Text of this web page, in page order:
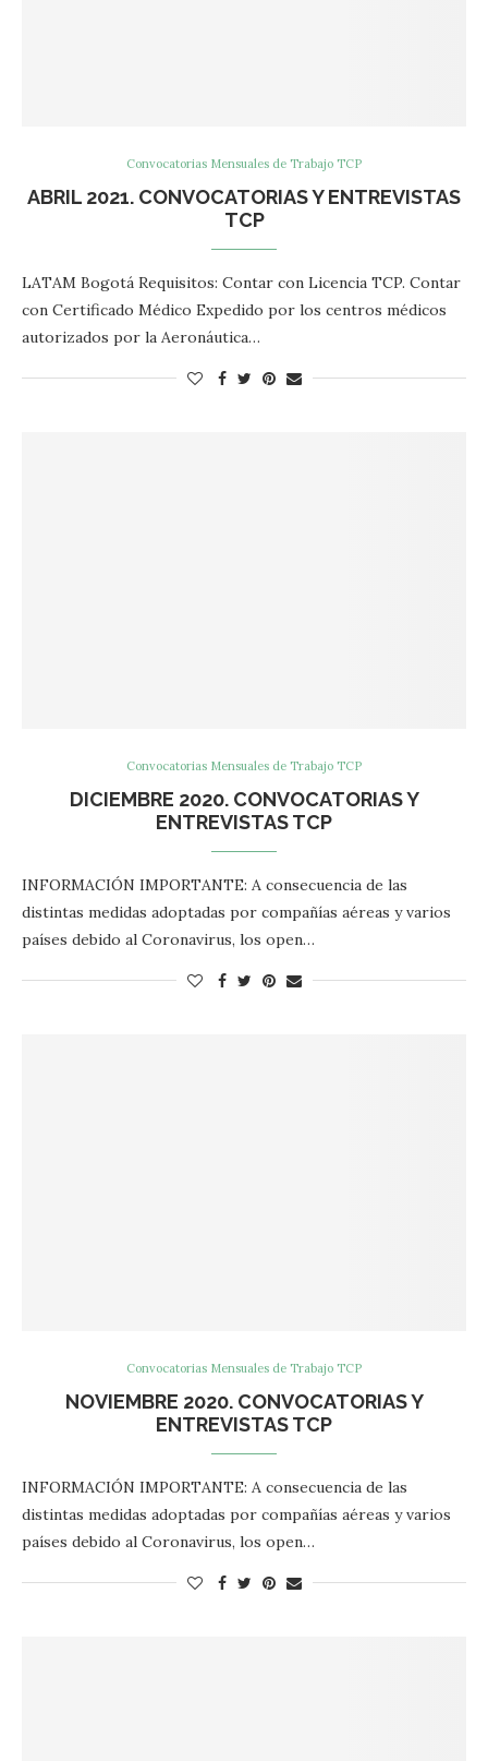
Convocatorias Mensuales de Trabajo TCP
ABRIL 2021. CONVOCATORIAS Y ENTREVISTAS
TCP
LATAM Bogotá Requisitos: Contar con Licencia TCP. Contar
con Certificado Médico Expedido por los centros médicos
autorizados por la Aeronáutica…
Convocatorias Mensuales de Trabajo TCP
DICIEMBRE 2020. CONVOCATORIAS Y
ENTREVISTAS TCP
INFORMACIÓN IMPORTANTE: A consecuencia de las
distintas medidas adoptadas por compañías aéreas y varios
países debido al Coronavirus, los open…
Convocatorias Mensuales de Trabajo TCP
NOVIEMBRE 2020. CONVOCATORIAS Y
ENTREVISTAS TCP
INFORMACIÓN IMPORTANTE: A consecuencia de las
distintas medidas adoptadas por compañías aéreas y varios
países debido al Coronavirus, los open…